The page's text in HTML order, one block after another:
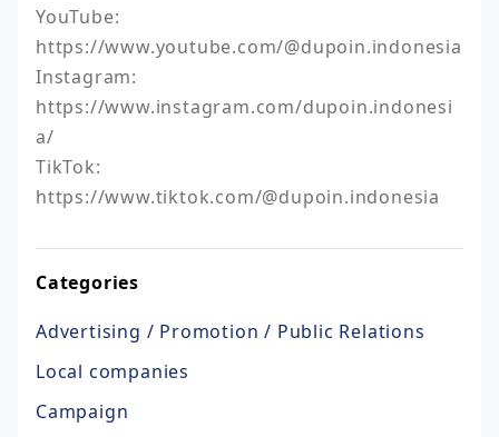
YouTube:
https://www.youtube.com/@dupoin.indonesia
Instagram:
https://www.instagram.com/dupoin.indonesi
a/
TikTok:
https://www.tiktok.com/@dupoin.indonesia
Categories
Advertising / Promotion / Public Relations
Local companies
Campaign